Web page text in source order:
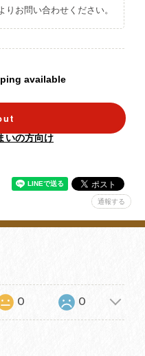
りお問い合わせください。
available
いの方向け
通報する
0 0